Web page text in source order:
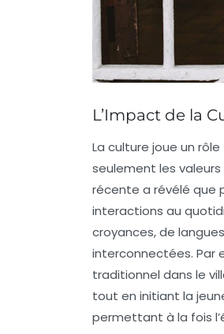
L’Impact de la
La culture joue un
seulement les valeurs
récente a révélé que
interactions au
croyances, de
interconnectées. Par
traditionnel dans le
tout en initiant la
permettant à la fois